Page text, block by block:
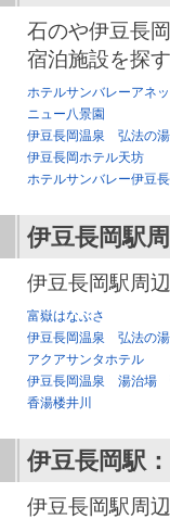
石のや伊豆長
宿泊施設を探
ホテルサンバレーアネ
ニュー八景園
伊豆長岡温泉 弘法の
伊豆長岡ホテル天坊
ホテルサンバレー伊豆
伊豆長岡駅
伊豆長岡駅周
富嶽はなぶさ
伊豆長岡温泉 弘法の
アクアサンタホテル
伊豆長岡温泉 湯治場
香湯楼井川
伊豆長岡駅
伊豆長岡駅周